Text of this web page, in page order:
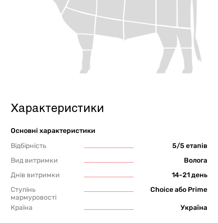
Характеристики
Основні характеристики
Відбірність
5/5 етапів
Вид витримки
Волога
Днів витримки
14-21 день
Ступінь
мармуровості
Choice або Prime
Країна Україна